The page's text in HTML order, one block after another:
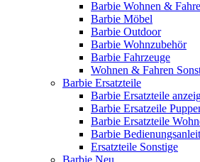
Barbie Wohnen &
Barbie Möbel
Barbie Outdoor
Barbie Wohnzubehör
Barbie Fahrzeuge
Wohnen & Fahren
Barbie Ersatzteile
Barbie Ersatzteile
Barbie Ersatzeile
Barbie Ersatzteile
Barbie
Ersatzteile Sonstige
Barbie Neu